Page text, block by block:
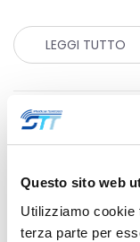
Questo sito web
Utilizziamo cookie
terza parte per
LEGGI TUTTO